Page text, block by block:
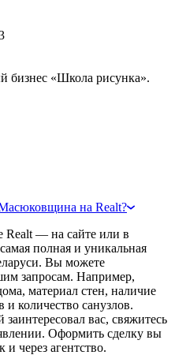
бизнес «Школа рисунка».
на Realt?
Realt — на сайте или в
полная и уникальная
Вы можете
запросам. Например,
материал стен, наличие
и количество санузлов.
вас, свяжитесь
Оформить сделку вы
и через агентство.